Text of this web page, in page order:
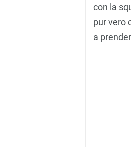
con la
pur vero
a